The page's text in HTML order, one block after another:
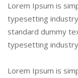
Lorem Ipsum is
typesetting
standard dummy
typesetting
Lorem Ipsum is